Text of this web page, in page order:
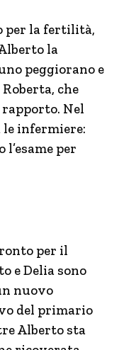
per la fertilità,
la
peggiorano e
che
Nel
infermiere:
per
per il
e Delia sono
nuovo
del primario
Alberto sta